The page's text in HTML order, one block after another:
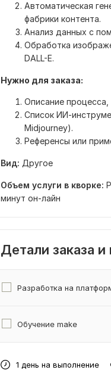
Автоматическая
фабрики контента.
Анализ данных с
Обработка
DALL-E.
Нужно для заказа:
Описание
Список ИИ-
Midjourney).
Референсы или
Вид: Другое
Объем услуги в кворке:
минут он-лайн
Детали заказа
Разработка на
Обучение make
1 день на выполнение